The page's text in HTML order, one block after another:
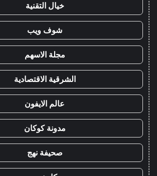
خيال التقنية
شوف ويب
مجلة الاسهم
الشرقية الاقتصادية
عالم الايفون
مدونة كوكان
صحيفة نهج